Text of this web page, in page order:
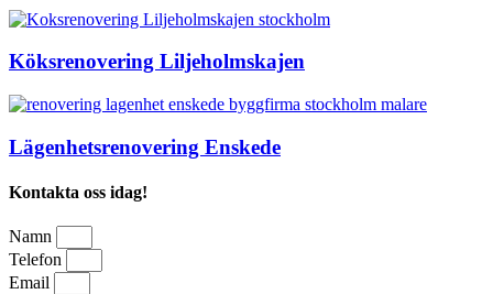
Köksrenovering Liljeholmskajen
Lägenhetsrenovering Enskede
Kontakta oss idag!
Namn
Telefon
Email